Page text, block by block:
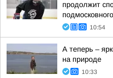
продолжит
10:54
А теперь –
на природе
10:33